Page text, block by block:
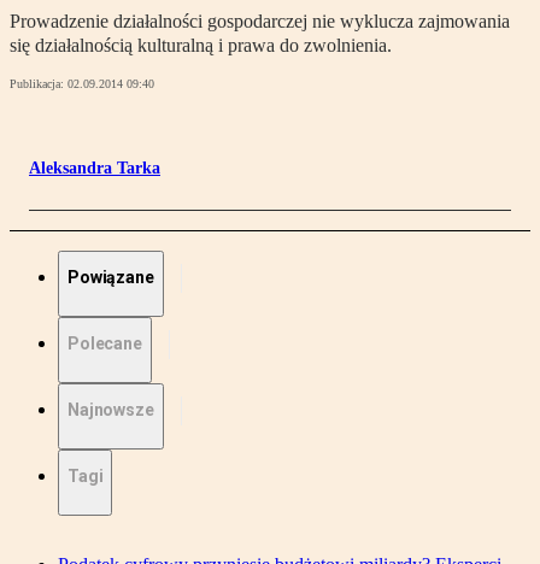
Prowadzenie działalności gospodarczej nie wyklucza zajmowania
się działalnością kulturalną i prawa do zwolnienia.
Publikacja: 02.09.2014 09:40
Aleksandra Tarka
Powiązane
Polecane
Najnowsze
Tagi